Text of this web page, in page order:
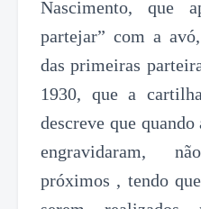
Nascimento, que
partejar” com a
das primeiras
1930, que a
descreve que
engravidaram,
próximos , tendo